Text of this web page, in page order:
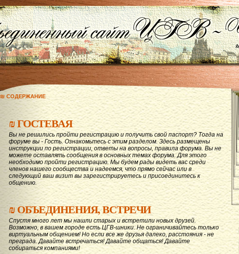
₪ СОДЕРЖАНИЕ
₪ГОСТЕВАЯ
Вы не решились пройти регистрацию и получить свой паспорт? Тогда на
форуме вы - Гость. Ознакомьтесь с этим разделом. Здесь размещены
инструкции по регистрации, ответы на вопросы, правила форума. Вы не
можете оставлять сообщения в основных темах форума. Для этого
необходимо пройти регистрацию. Мы будем рады видеть вас среди
членов нашего сообщества и надеемся, что прямо сейчас или в
следующий ваш визит вы зарегистрируетесь и присоединитесь к
общению.
₪ОБЪЕДИНЕНИЯ, ВСТРЕЧИ
Спустя много лет мы нашли старых и встретили новых друзей.
Возможно, в вашем городе есть ЦГВ-шники. Не ограничивайтесь только
виртуальным общением! Но если все же друзья далеко, расстояния - не
преграда. Давайте вcтречаться! Давайте общаться! Давайте
собираться компаниями!